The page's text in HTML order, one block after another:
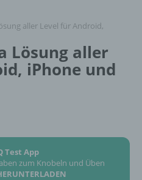
aller Level für Android,
Lösung aller
iPhone und
Test App
zum Knobeln und Üben